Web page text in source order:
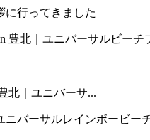
に行ってきました
北｜ユニバーサ...